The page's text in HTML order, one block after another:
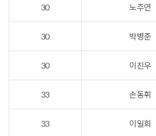
30 노주연
30 박병준
30 이진우
33 손동휘
33 이일희